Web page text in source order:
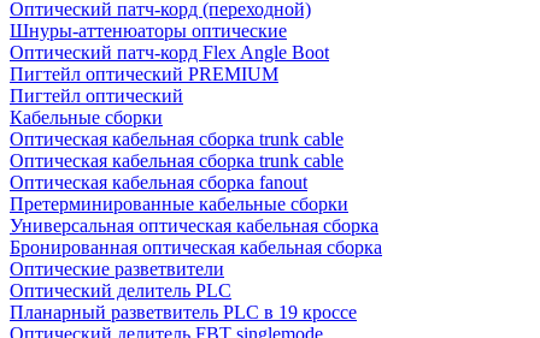
Оптический патч-корд (переходной)
Шнуры-аттенюаторы оптические
Оптический патч-корд Flex Angle Boot
Пигтейл оптический PREMIUM
Пигтейл оптический
Кабельные сборки
Оптическая кабельная сборка trunk cable
Оптическая кабельная сборка trunk cable
Оптическая кабельная сборка fanout
Претерминированные кабельные сборки
Универсальная оптическая кабельная сборка
Бронированная оптическая кабельная сборка
Оптические разветвители
Оптический делитель PLC
Планарный разветвитель PLC в 19 кроссе
Оптический делитель FBT singlemode